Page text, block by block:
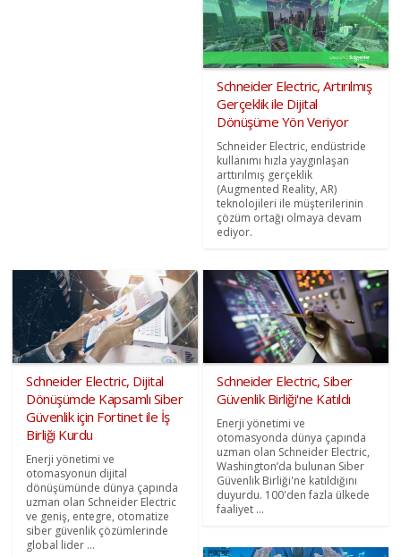
Schneider Electric, Artırılmış
Gerçeklik ile Dijital
Dönüşüme Yön Veriyor
Schneider Electric, endüstride
kullanımı hızla yaygınlaşan
arttırılmış gerçeklik
(Augmented Reality, AR)
teknolojileri ile müşterilerinin
çözüm ortağı olmaya devam
ediyor.
Schneider Electric, Dijital
Dönüşümde Kapsamlı Siber
Güvenlik için Fortinet ile İş
Birliği Kurdu
Enerji yönetimi ve
otomasyonun dijital
dönüşümünde dünya çapında
uzman olan Schneider Electric
ve geniş, entegre, otomatize
siber güvenlik çözümlerinde
global lider ...
Schneider Electric, Siber
Güvenlik Birliği'ne Katıldı
Enerji yönetimi ve
otomasyonda dünya çapında
uzman olan Schneider Electric,
Washington’da bulunan Siber
Güvenlik Birliği'ne katıldığını
duyurdu. 100'den fazla ülkede
faaliyet ...